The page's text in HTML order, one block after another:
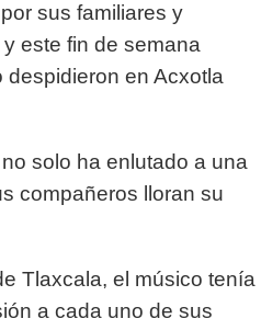
sus familiares y
este fin de semana
en Acxotla
solo ha enlutado a una
compañeros lloran su
Tlaxcala, el músico tenía
a cada uno de sus